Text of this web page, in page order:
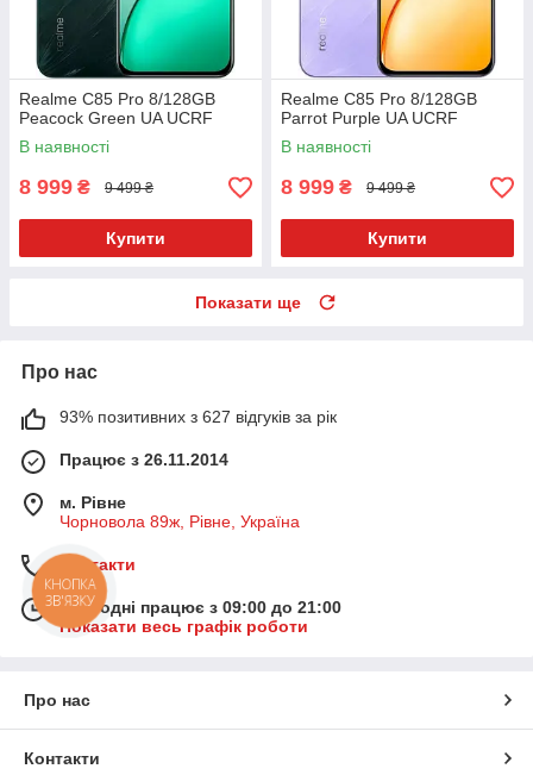
Realme C85 Pro 8/128GB
Peacock Green UA UCRF
В наявності
8 999 ₴ 9 499 ₴
Купити
Realme C85 Pro 8/128GB
Parrot Purple UA UCRF
В наявності
8 999 ₴ 9 499 ₴
Купити
Показати ще
Про нас
93% позитивних з 627 відгуків за рік
Працює з 26.11.2014
м. Рівне
Чорновола 89ж, Рівне, Україна
Контакти
Сьогодні працює з 09:00 до 21:00
Показати весь графік роботи
Про нас
Контакти
КНОПКА
ЗВ'ЯЗКУ